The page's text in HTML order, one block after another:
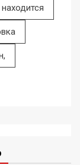
находится